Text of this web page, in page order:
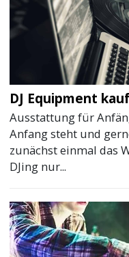
DJ Equipment
Ausstattung für
Anfang steht und
zunächst einmal das
DJing nur...